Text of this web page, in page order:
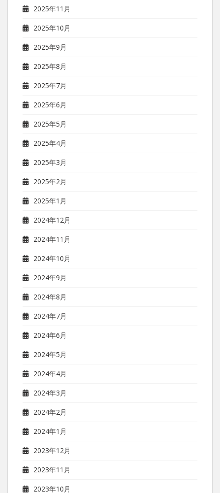
2025年11月
2025年10月
2025年9月
2025年8月
2025年7月
2025年6月
2025年5月
2025年4月
2025年3月
2025年2月
2025年1月
2024年12月
2024年11月
2024年10月
2024年9月
2024年8月
2024年7月
2024年6月
2024年5月
2024年4月
2024年3月
2024年2月
2024年1月
2023年12月
2023年11月
2023年10月